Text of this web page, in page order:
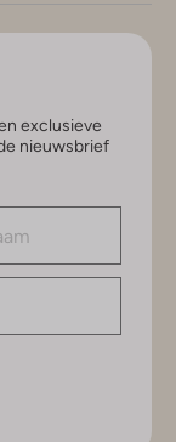
exclusieve
nieuwsbrief